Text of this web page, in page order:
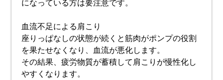
になっている方は要注意です。
血流不足による肩こり
座りっぱなしの状態が続くと筋肉がポンプの役割
を果たせなくなり、血流が悪化します。
その結果、疲労物質が蓄積して肩こりが慢性化し
やすくなります。